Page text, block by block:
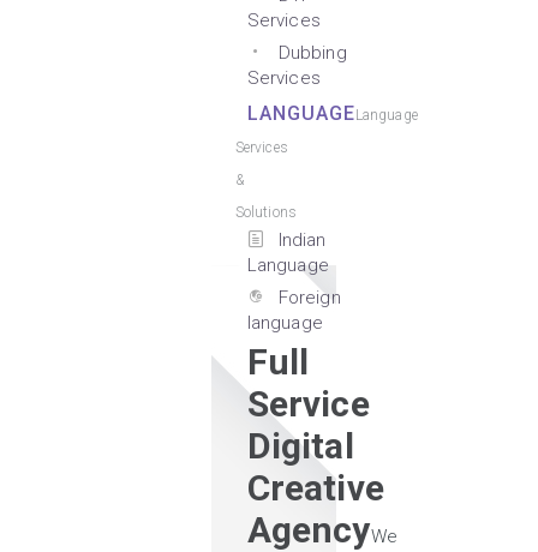
Services
Dubbing
Services
LANGUAGELanguage
Services
&
Solutions
Indian
Language
Foreign
language
Full
Service
Digital
Creative
AgencyWe